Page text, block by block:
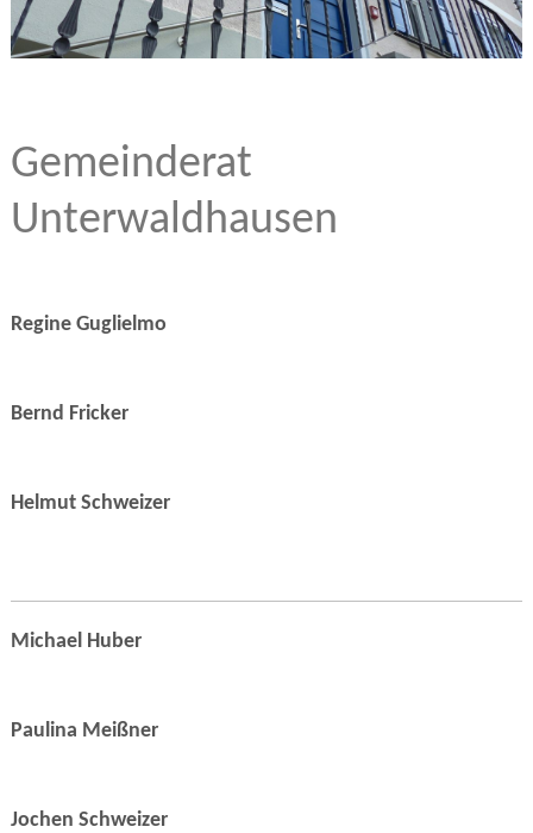
Gemeinderat
Unterwaldhausen
Regine Guglielmo
Bernd Fricker
Helmut Schweizer
Michael Huber
Paulina Meißner
Jochen Schweizer